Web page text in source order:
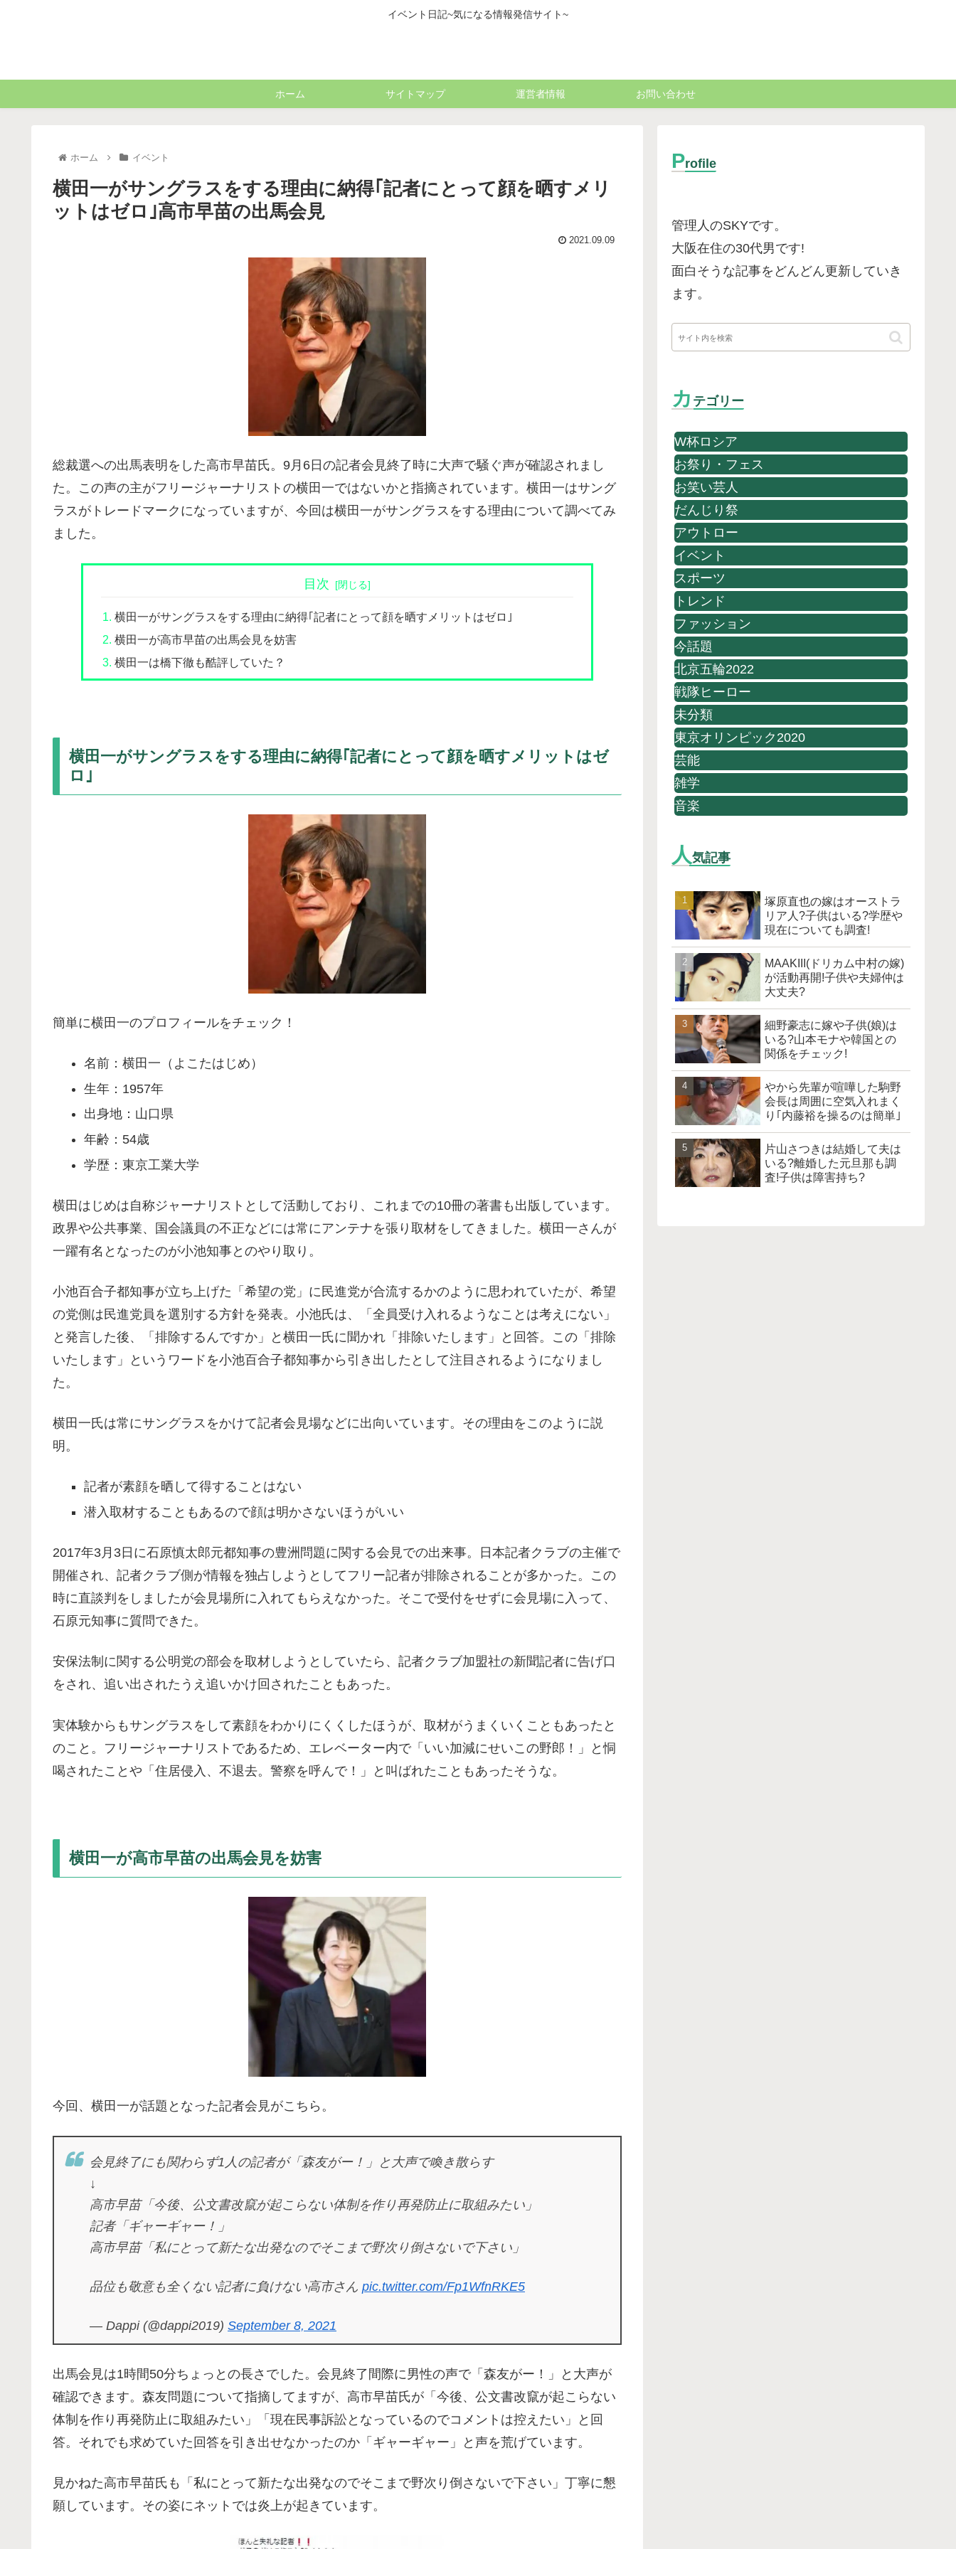
イベント日記~気になる情報発信サイト~
ホーム サイトマップ 運営者情報 お問い合わせ
ホーム イベント
横田一がサングラスをする理由に納得｢記者にとって顔を晒すメリ
ットはゼロ｣高市早苗の出馬会見
2021.09.09
総裁選への出馬表明をした高市早苗氏。9月6日の記者会見終了時に大声で騒ぐ声が確認されまし
た。この声の主がフリージャーナリストの横田一ではないかと指摘されています。横田一はサング
ラスがトレードマークになっていますが、今回は横田一がサングラスをする理由について調べてみ
ました。
目次
横田一がサングラスをする理由に納得｢記者にとって顔を晒すメリットはゼロ｣
横田一が高市早苗の出馬会見を妨害
横田一は橋下徹も酷評していた？
横田一がサングラスをする理由に納得｢記者にとって顔を晒すメリットはゼ
ロ｣
簡単に横田一のプロフィールをチェック！
名前：横田一（よこたはじめ）
生年：1957年
出身地：山口県
年齢：54歳
学歴：東京工業大学
横田はじめは自称ジャーナリストとして活動しており、これまでの10冊の著書も出版しています。
政界や公共事業、国会議員の不正などには常にアンテナを張り取材をしてきました。横田一さんが
一躍有名となったのが小池知事とのやり取り。
小池百合子都知事が立ち上げた「希望の党」に民進党が合流するかのように思われていたが、希望
の党側は民進党員を選別する方針を発表。小池氏は、「全員受け入れるようなことは考えにない」
と発言した後、「排除するんですか」と横田一氏に聞かれ「排除いたします」と回答。この「排除
いたします」というワードを小池百合子都知事から引き出したとして注目されるようになりまし
た。
横田一氏は常にサングラスをかけて記者会見場などに出向いています。その理由をこのように説
明。
記者が素顔を晒して得することはない
潜入取材することもあるので顔は明かさないほうがいい
2017年3月3日に石原慎太郎元都知事の豊洲問題に関する会見での出来事。日本記者クラブの主催で
開催され、記者クラブ側が情報を独占しようとしてフリー記者が排除されることが多かった。この
時に直談判をしましたが会見場所に入れてもらえなかった。そこで受付をせずに会見場に入って、
石原元知事に質問できた。
安保法制に関する公明党の部会を取材しようとしていたら、記者クラブ加盟社の新聞記者に告げ口
をされ、追い出されたうえ追いかけ回されたこともあった。
実体験からもサングラスをして素顔をわかりにくくしたほうが、取材がうまくいくこともあったと
のこと。フリージャーナリストであるため、エレベーター内で「いい加減にせいこの野郎！」と恫
喝されたことや「住居侵入、不退去。警察を呼んで！」と叫ばれたこともあったそうな。
横田一が高市早苗の出馬会見を妨害
今回、横田一が話題となった記者会見がこちら。
会見終了にも関わらず1人の記者が「森友がー！」と大声で喚き散らす
↓
高市早苗「今後、公文書改竄が起こらない体制を作り再発防止に取組みたい」
記者「ギャーギャー！」
高市早苗「私にとって新たな出発なのでそこまで野次り倒さないで下さい」
品位も敬意も全くない記者に負けない高市さん pic.twitter.com/Fp1WfnRKE5
— Dappi (@dappi2019) September 8, 2021
出馬会見は1時間50分ちょっとの長さでした。会見終了間際に男性の声で「森友がー！」と大声が
確認できます。森友問題について指摘してますが、高市早苗氏が「今後、公文書改竄が起こらない
体制を作り再発防止に取組みたい」「現在民事訴訟となっているのでコメントは控えたい」と回
答。それでも求めていた回答を引き出せなかったのか「ギャーギャー」と声を荒げています。
見かねた高市早苗氏も「私にとって新たな出発なのでそこまで野次り倒さないで下さい」丁寧に懇
願しています。その姿にネットでは炎上が起きています。
Profile
管理人のSKYです。
大阪在住の30代男です!
面白そうな記事をどんどん更新していき
ます。
カ テゴリー
W杯ロシア
お祭り・フェス
お笑い芸人
だんじり祭
アウトロー
イベント
スポーツ
トレンド
ファッション
今話題
北京五輪2022
戦隊ヒーロー
未分類
東京オリンピック2020
芸能
雑学
音楽
人気記事
塚原直也の嫁はオーストラ
リア人?子供はいる?学歴や
現在についても調査!
MAAKIII(ドリカム中村の嫁)
が活動再開!子供や夫婦仲は
大丈夫?
細野豪志に嫁や子供(娘)は
いる?山本モナや韓国との
関係をチェック!
やから先輩が喧嘩した駒野
会長は周囲に空気入れまく
り｢内藤裕を操るのは簡単｣
片山さつきは結婚して夫は
いる?離婚した元旦那も調
査!子供は障害持ち?